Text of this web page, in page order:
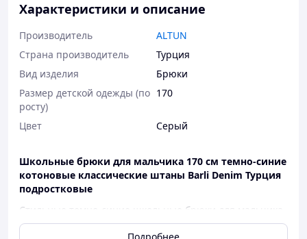
Характеристики и описание
Производитель
ALTUN
Страна производитель
Турция
Вид изделия
Брюки
Размер детской одежды (по
росту)
170
Цвет Серый
Школьные брюки для мальчика 170 см темно-синие
котоновые классические штаны Barli Denim Турция
подростковые
Стильные темно-синие школьные брюки для мальчика
Barli Denim — идеальный вариант для школы, прогулок